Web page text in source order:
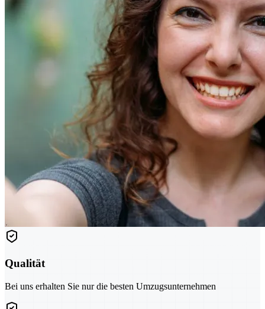
Qualität
Bei uns erhalten Sie nur die besten Umzugsunternehmen